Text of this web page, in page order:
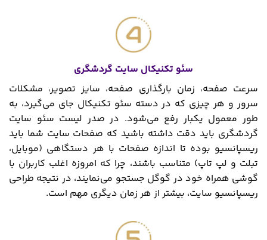
سئو تکنیکال سایت گردشگری
سرعت صفحه، زمان بارگذاری صفحه، سایز تصویر، مشکلات
سرور و هر چیزی که در دسته سئو تکنیکال جای می‌گیرد، به
طور معمول یکبار رفع می‌شود. در صدر لیست سئو سایت
گردشگری باید دقت داشته باشید که صفحات سایت شما باید
ریسپانسیو بوده تا اندازه صفحات با هر دستگاهی (موبایل،
تبلت و لپ تاپ) متناسب باشند، چرا که امروزه اغلب کاربران با
گوشی همراه خود در گوگل جستجو می‌نمایند، در نتیجه طراحی
ریسپانسیو سایت، بیشتر از هر زمان دیگری مهم است.